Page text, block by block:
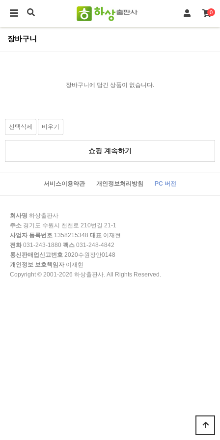
0
장바구니
장바구니에 담긴 상품이 없습니다.
선택삭제 비우기
쇼핑 계속하기
서비스이용약관 개인정보처리방침 PC 버전
회사명 하상출판사
주소 경기도 수원시 천천로 210번길 21-1
사업자 등록번호 1358215348 대표 이재현
전화 031-243-1880 팩스 031-248-4842
통신판매업신고번호 2020수원장안0148
개인정보 보호책임자 이재현
Copyright © 2001-2026 하상출판사. All Rights Reserved.